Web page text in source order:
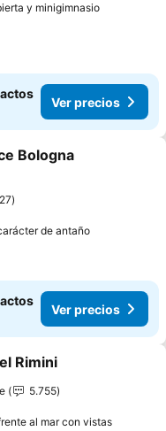
y minigimnasio
Ver precios
a favoritos
Bologna
de antaño
Ver precios
a favoritos
Rimini
5.755
al mar con vistas